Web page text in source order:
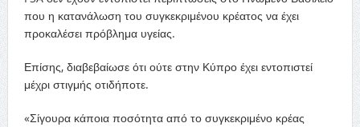
που η κατανάλωση του συγκεκριμένου κρέατος να έχει
προκαλέσει πρόβλημα υγείας.
Επίσης, διαβεβαίωσε ότι ούτε στην Κύπρο έχει εντοπιστεί
μέχρι στιγμής οτιδήποτε.
«Σίγουρα κάποια ποσότητα από το συγκεκριμένο κρέας